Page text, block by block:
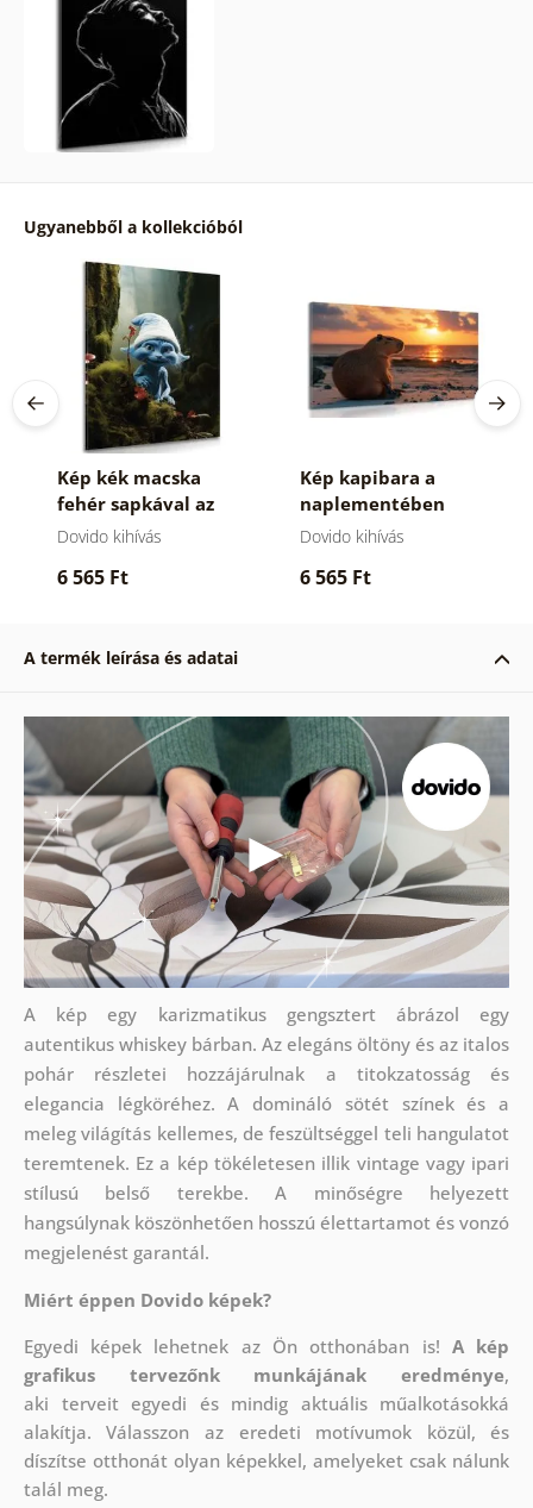
Ugyanebből a kollekcióból
Kép kék macska
fehér sapkával az
erdőben
Dovido kihívás
6 565 Ft
Kép kapibara a
naplementében
Dovido kihívás
6 565 Ft
A termék leírása és adatai
A kép egy karizmatikus gengsztert ábrázol egy
autentikus whiskey bárban. Az elegáns öltöny és az italos
pohár részletei hozzájárulnak a titokzatosság és
elegancia légköréhez. A domináló sötét színek és a
meleg világítás kellemes, de feszültséggel teli hangulatot
teremtenek. Ez a kép tökéletesen illik vintage vagy ipari
stílusú belső terekbe. A minőségre helyezett
hangsúlynak köszönhetően hosszú élettartamot és vonzó
megjelenést garantál.
Miért éppen Dovido képek?
Egyedi képek lehetnek az Ön otthonában is! A kép
grafikus tervezőnk munkájának eredménye,
aki terveit egyedi és mindig aktuális műalkotásokká
alakítja. Válasszon az eredeti motívumok közül, és
díszítse otthonát olyan képekkel, amelyeket csak nálunk
talál meg.